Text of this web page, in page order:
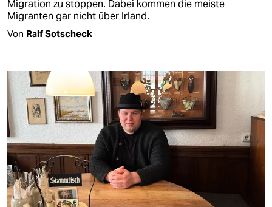
Migration zu stoppen. Dabei kommen die meiste
Migranten gar nicht über Irland.
Von Ralf Sotscheck